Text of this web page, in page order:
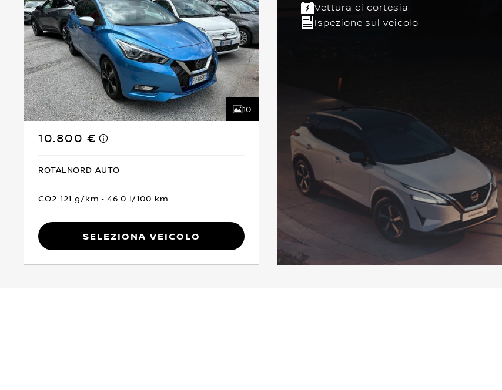
10
10.800 €
ROTALNORD AUTO
CO2 121 g/km 46.0 l/100 km
Seleziona Veicolo
Vettura di cortesia
Ispezione sul veicolo